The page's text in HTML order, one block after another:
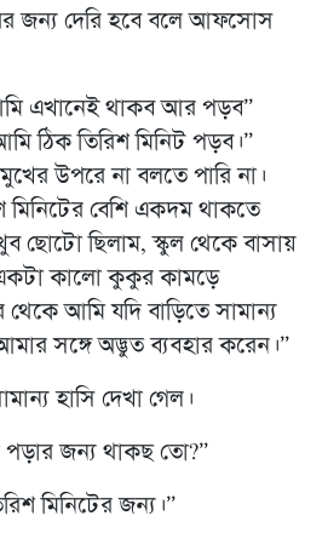
জন্য দেরি হবে বলে আফসোস
এখানেই থাকব আর পড়ব”
ঠিক তিরিশ মিনিট পড়ব।”
উপরে না বলতে পারি না।
মিনিটের বেশি একদম থাকতে
ছোটো ছিলাম, স্কুল থেকে বাসায়
কালো কুকুর কামড়ে
আমি যদি বাড়িতে সামান্য
সঙ্গে অদ্ভুত ব্যবহার করেন।”
হাসি দেখা গেল।
জন্য থাকছ তো?”
মিনিটের জন্য।”